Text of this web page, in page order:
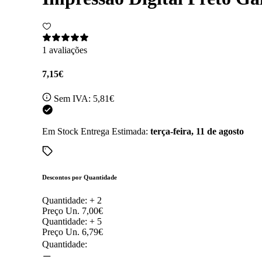
1 avaliações
7,15€
Sem IVA: 5,81€
Em Stock Entrega Estimada: terça-feira, 11 de agosto
Descontos por Quantidade
Quantidade: + 2
Preço Un. 7,00€
Quantidade: + 5
Preço Un. 6,79€
Quantidade: